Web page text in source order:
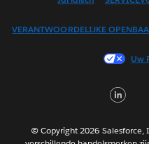
VERANTWOORDELIJKE
Uw
n
© Copyright 2026 Salesforce,